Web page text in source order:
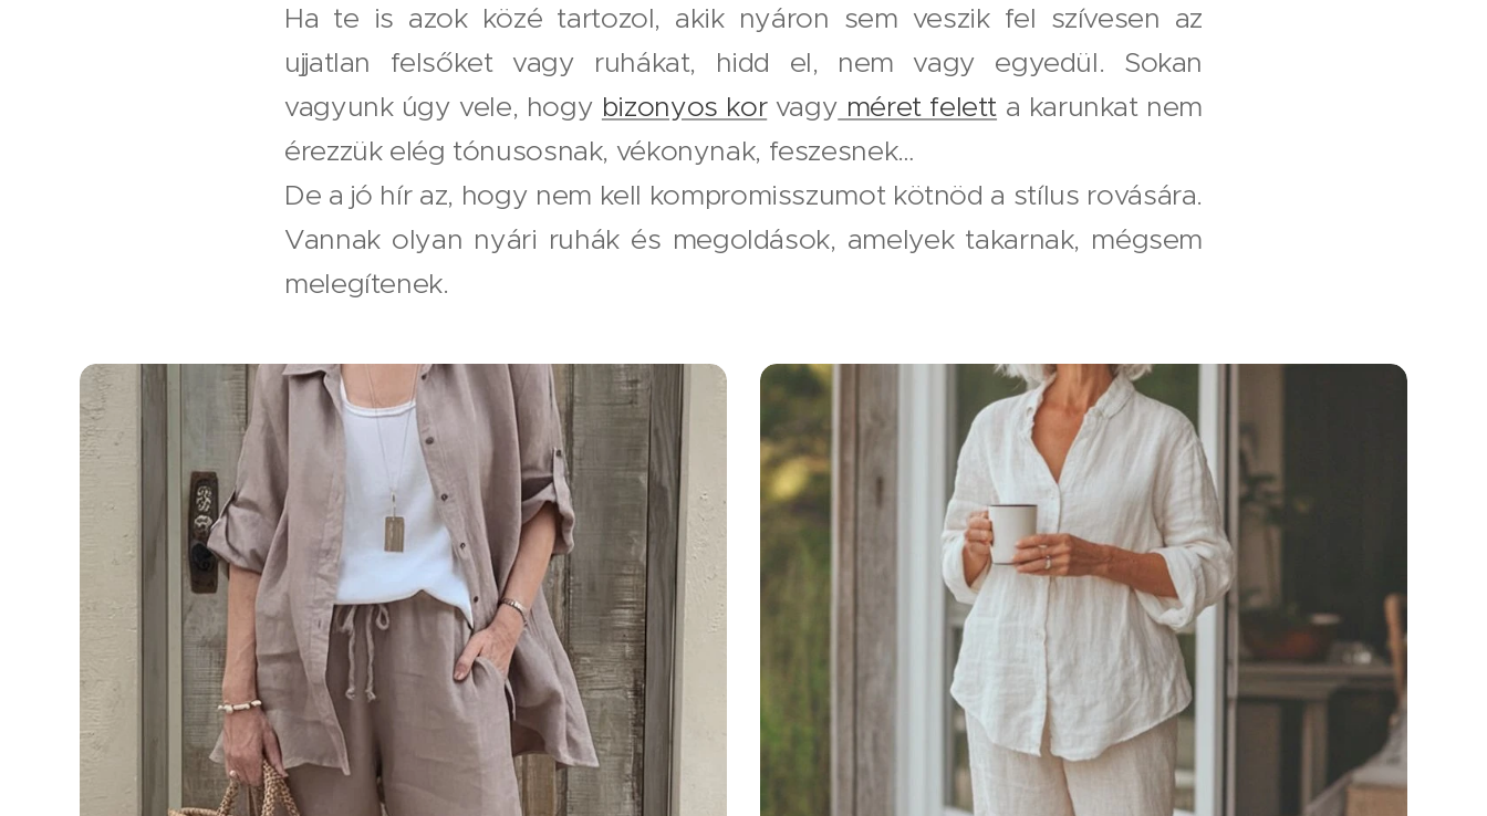
Ha te is azok közé tartozol, akik nyáron sem veszik fel szívesen az
ujjatlan felsőket vagy ruhákat, hidd el, nem vagy egyedül. Sokan
vagyunk úgy vele, hogy bizonyos korvagy méret felett a karunkat nem
érezzük elég tónusosnak, vékonynak, feszesnek…
De a jó hír az, hogy nem kell kompromisszumot kötnöd a stílus rovására.
Vannak olyan nyári ruhák és megoldások, amelyek takarnak, mégsem
melegítenek.